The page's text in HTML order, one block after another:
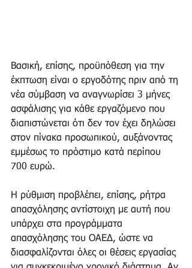
Βασική, επίσης, προϋπόθεση για την
έκπτωση είναι ο εργοδότης πριν από τη
νέα σύμβαση να αναγνωρίσει 3 μήνες
ασφάλισης για κάθε εργαζόμενο που
διαπιστώνεται ότι δεν τον έχει δηλώσει
στον πίνακα προσωπικού, αυξάνοντας
εμμέσως το πρόστιμο κατά περίπου
700 ευρώ.
Η ρύθμιση προβλέπει, επίσης, ρήτρα
απασχόλησης αντίστοιχη με αυτή που
υπάρχει στα προγράμματα
απασχόλησης του ΟΑΕΔ, ώστε να
διασφαλίζονται όλες οι θέσεις εργασίας